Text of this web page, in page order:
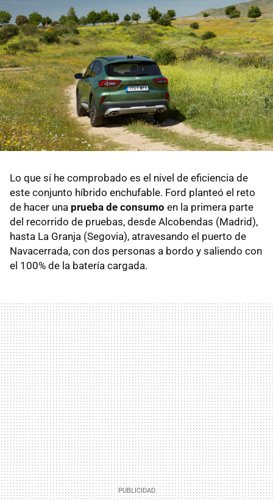
Lo que sí he comprobado es el nivel de eficiencia de
este conjunto híbrido enchufable. Ford planteó el reto
de hacer una prueba de consumo en la primera parte
del recorrido de pruebas, desde Alcobendas (Madrid),
hasta La Granja (Segovia), atravesando el puerto de
Navacerrada, con dos personas a bordo y saliendo con
el 100% de la batería cargada.